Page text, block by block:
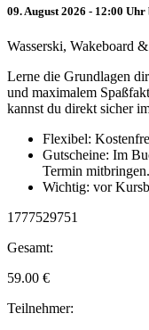
09. August 2026 - 12:00
Wasserski, Wakeboard
Lerne die Grundlagen
und maximalem
kannst du direkt sicher
Flexibel:
Gutscheine: Im
Termin mitbringen.
Wichtig: vor
1777529751
Gesamt:
59.00 €
Teilnehmer: